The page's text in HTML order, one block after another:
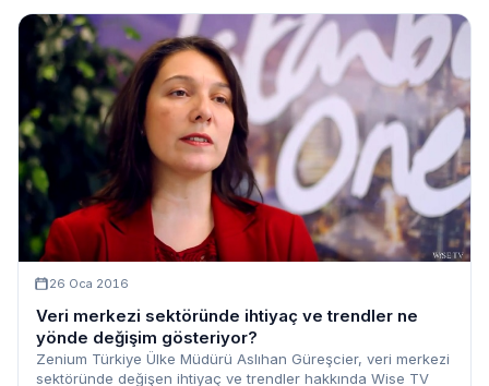
26 Oca 2016
Veri merkezi sektöründe ihtiyaç ve trendler ne
yönde değişim gösteriyor?
Zenium Türkiye Ülke Müdürü Aslıhan Güreşcier, veri merkezi
sektöründe değişen ihtiyaç ve trendler hakkında Wise TV